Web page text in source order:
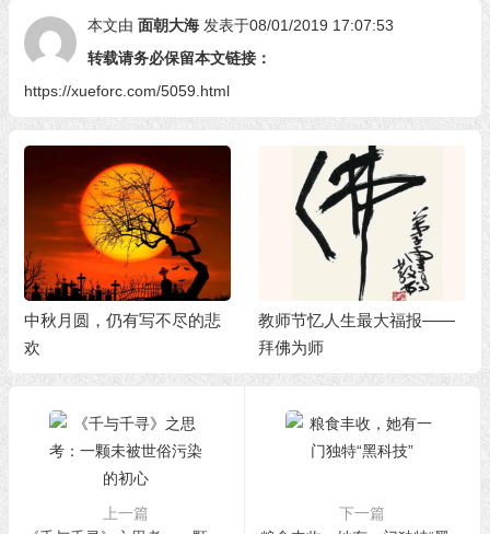
本文由 面朝大海 发表于08/01/2019 17:07:53
转载请务必保留本文链接：
https://xueforc.com/5059.html
中秋月圆，仍有写不尽的悲
欢
教师节忆人生最大福报——
拜佛为师
上一篇
下一篇